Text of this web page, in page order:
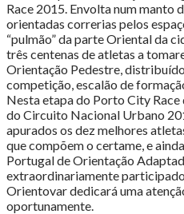
Race 2015. Envolta num manto
orientadas correrias pelos
“pulmão” da parte Oriental da
três centenas de atletas a
Orientação Pedestre,
competição, escalão de
Nesta etapa do Porto City
do Circuito Nacional Urbano
apurados os dez melhores
que compõem o certame, e
Portugal de Orientação
extraordinariamente
Orientovar dedicará uma
oportunamente.